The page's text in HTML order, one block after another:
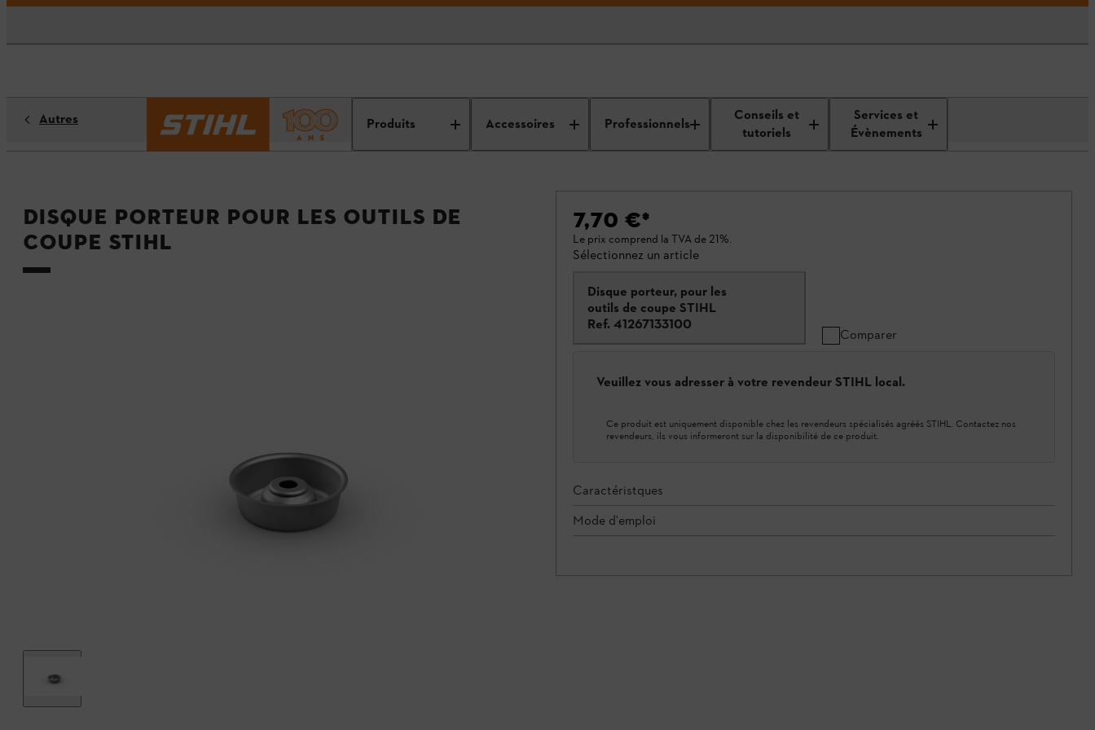
Produits Accessoires Professionnels
Conseils et
tutoriels
Services et
Évènements
Autres
Disque porteur pour les outils de
coupe STIHL
7,70 €*
Le prix comprend la TVA de 21%.
Sélectionnez un article
Disque porteur, pour les
outils de coupe STIHL
Ref. 41267133100
Comparer
Veuillez vous adresser à votre revendeur STIHL local.
Ce produit est uniquement disponible chez les revendeurs spécialisés agréés STIHL. Contactez nos
revendeurs, ils vous informeront sur la disponibilité de ce produit.
Caractéristques
Mode d'emploi